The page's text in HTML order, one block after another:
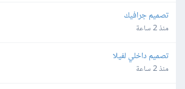
تصميم جرافيك
منذ 2 ساعة
تصميم داخلي لفيلا
منذ 2 ساعة